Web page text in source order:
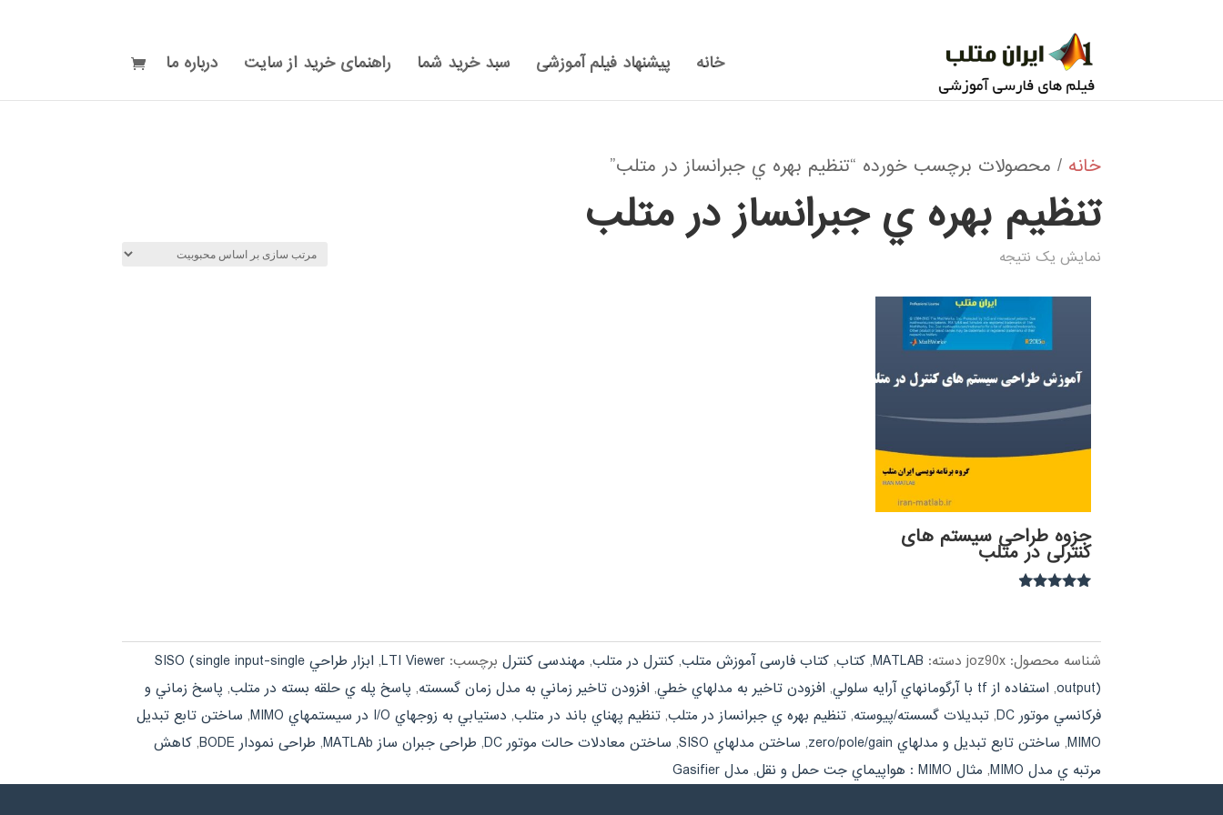
خانه پیشنهاد فیلم آموزشی سبد خرید شما راهنمای خرید از سایت درباره ما
خانه / محصولات برچسب خورده “تنظيم بهره ي جبرانساز در متلب”
تنظيم بهره ي جبرانساز در متلب
نمایش یک نتیجه
جزوه طراحی سیستم های
کنترلی در متلب
شناسه محصول:joz90x دسته: MATLAB
,کتاب,کتاب فارسی آموزش متلب,کنترل در متلب, مهندسی کنترل برچسب:LTI Viewer
,
ابزار طراحي SISO (single input-single
output)
, استفاده از tf با آرگومانهاي آرايه سلولي , افزودن تاخير به مدلهاي خطي, افزودن تاخير زماني به مدل زمان گسسته, پاسخ پله ي حلقه بسته در متلب, پاسخ زماني و
فرکانسي موتور DC
,تبديلات گسسته/پيوسته,تنظيم بهره ي جبرانساز در متلب,تنظيم پهناي باند در متلب, دستيابي به زوجهاي I/O در سيستمهاي MIMO , ساختن تابع تبديل
MIMO
, ساختن تابع تبديل و مدلهاي zero/pole/gain , ساختن مدلهاي SISO , ساختن معادلات حالت موتور DC , طراحی جبران ساز MATLAb , طراحی نمودار BODE ,کاهش
مرتبه ي مدل MIMO
, مثال MIMO : هواپيماي جت حمل و نقل , مدل Gasifier